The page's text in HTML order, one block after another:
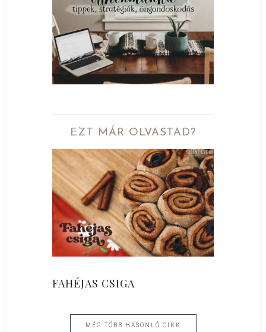
EZT MÁR OLVASTAD?
FAHÉJAS CSIGA
MÉG TÖBB HASONLÓ CIKK